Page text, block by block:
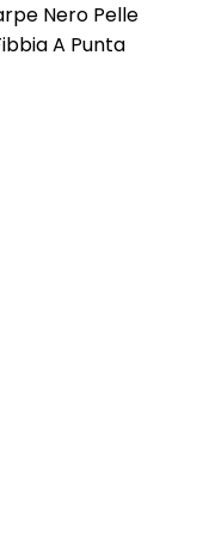
Nero Pelle
A Punta